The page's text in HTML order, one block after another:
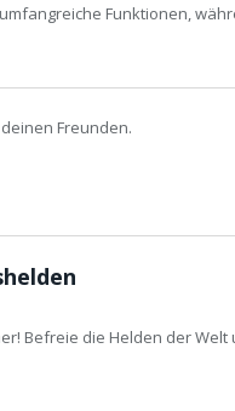
Funktionen,
Freunden.
Befreie die Helden der